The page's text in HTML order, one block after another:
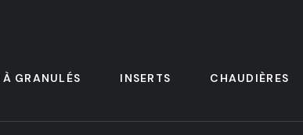
À GRANULÉS INSERTS CHAUDIÈRES